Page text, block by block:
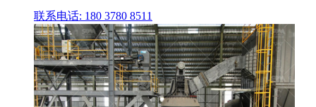
联系电话: 180 3780 8511